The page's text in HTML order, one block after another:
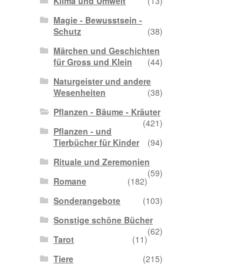
Magie - Bewusstsein -
Schutz
(38)
Märchen und Geschichten
für Gross und Klein
(44)
Naturgeister und andere
Wesenheiten
(38)
Pflanzen - Bäume - Kräuter
(421)
Pflanzen - und
Tierbücher für Kinder
(94)
Rituale und Zeremonien
(59)
Romane
(182)
Sonderangebote
(103)
Sonstige schöne Bücher
(62)
Tarot
(11)
Tiere
(215)